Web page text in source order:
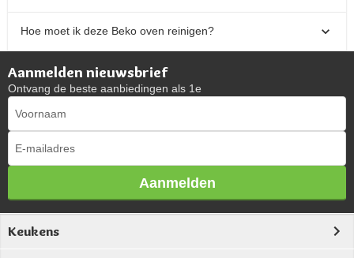
Hoe moet ik deze Beko oven reinigen?
Aanmelden nieuwsbrief
Ontvang de beste aanbiedingen als 1e
Aanmelden
Keukens